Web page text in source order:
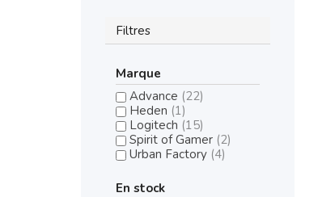
Filtres
Marque
Advance (22)
Heden (1)
Logitech (15)
Spirit of Gamer (2)
Urban Factory (4)
En stock